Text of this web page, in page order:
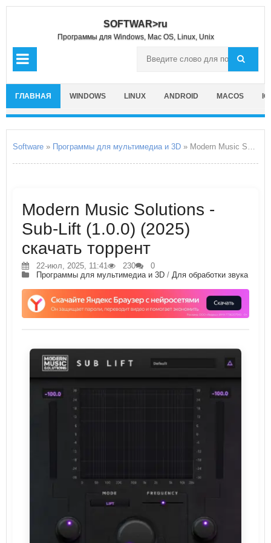
SOFTWAR>ru
Программы для Windows, Mac OS, Linux, Unix
ГЛАВНАЯ WINDOWS LINUX ANDROID MACOS
Software » Программы для мультимедиа и 3D » Modern Music Solutions - Sub-Lift
Modern Music Solutions -
Sub-Lift (1.0.0) (2025)
скачать торрент
22-июл, 2025, 11:41 230
0
Программы для мультимедиа и 3D / Для обработки звука